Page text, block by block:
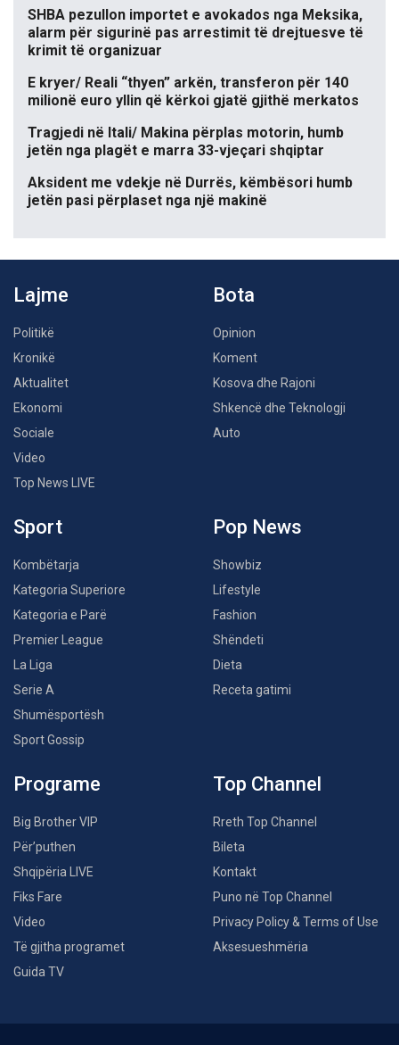
SHBA pezullon importet e avokados nga Meksika,
alarm për sigurinë pas arrestimit të drejtuesve të
krimit të organizuar
E kryer/ Reali “thyen” arkën, transferon për 140
milionë euro yllin që kërkoi gjatë gjithë merkatos
Tragjedi në Itali/ Makina përplas motorin, humb
jetën nga plagët e marra 33-vjeçari shqiptar
Aksident me vdekje në Durrës, këmbësori humb
jetën pasi përplaset nga një makinë
Lajme
Politikë
Kronikë
Aktualitet
Ekonomi
Sociale
Video
Top News LIVE
Bota
Opinion
Koment
Kosova dhe Rajoni
Shkencë dhe Teknologji
Auto
Sport
Kombëtarja
Kategoria Superiore
Kategoria e Parë
Premier League
La Liga
Serie A
Shumësportësh
Sport Gossip
Pop News
Showbiz
Lifestyle
Fashion
Shëndeti
Dieta
Receta gatimi
Programe
Big Brother VIP
Për’puthen
Shqipëria LIVE
Fiks Fare
Video
Të gjitha programet
Guida TV
Top Channel
Rreth Top Channel
Bileta
Kontakt
Puno në Top Channel
Privacy Policy & Terms of Use
Aksesueshmëria